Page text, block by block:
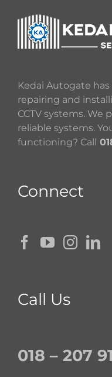
Kedai Autogate
repairing and
CCTV systems. We
reliable systems.
functioning? Call
Connect
Call Us
018 – 207